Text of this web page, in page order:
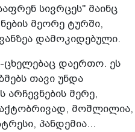
სივრცეს" მაინც
მეორე ტურში,
დამოკიდებული.
ცხელებაც დაერთო. ეს
თავი უნდა
მერე,
მოშლილია,
პანდემია...